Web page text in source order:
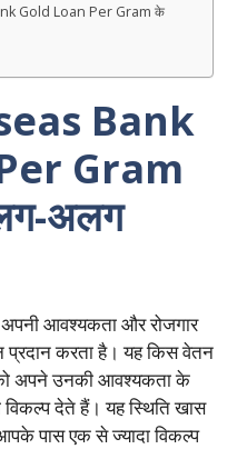
Gold Loan Per Gram के
Bank
Gram
अलग
आवश्यकता और रोजगार
प्रदान करता है। यह किस वेतन
को अपने उनकी आवश्यकता के
देते हैं। यह स्थिति खास
पास एक से ज्यादा विकल्प